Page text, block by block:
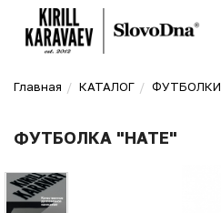
Главная КАТАЛОГ ФУТБОЛКИ
ФУТБОЛКА "HATE"